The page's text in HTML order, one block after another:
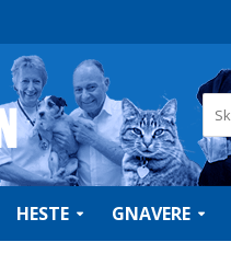
HESTE GNAVERE